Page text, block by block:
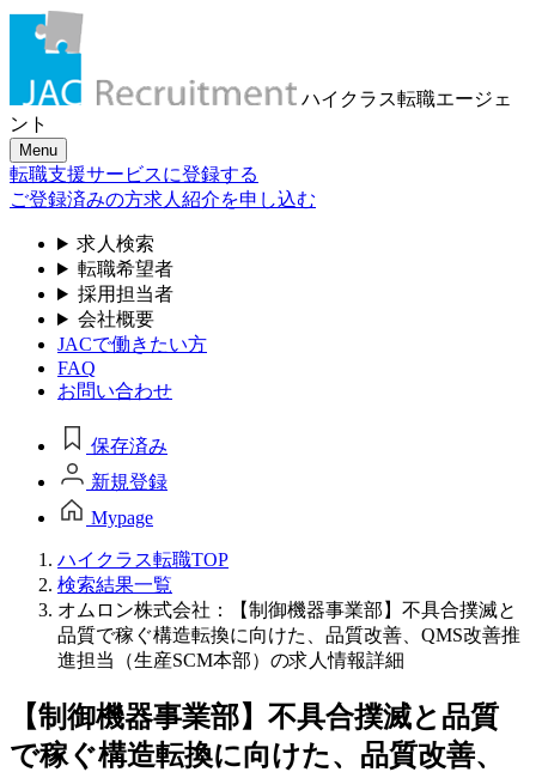
ハイクラス転職エージェ
ント
Menu
転職支援サービスに登録する
ご登録済みの方求人紹介を申し込む
求人検索
転職希望者
採用担当者
会社概要
JACで働きたい方
FAQ
お問い合わせ
保存済み
新規登録
Mypage
ハイクラス転職TOP
検索結果一覧
オムロン株式会社：【制御機器事業部】不具合撲滅と
品質で稼ぐ構造転換に向けた、品質改善、QMS改善推
進担当（生産SCM本部）の求人情報詳細
【制御機器事業部】不具合撲滅と品質
で稼ぐ構造転換に向けた、品質改善、